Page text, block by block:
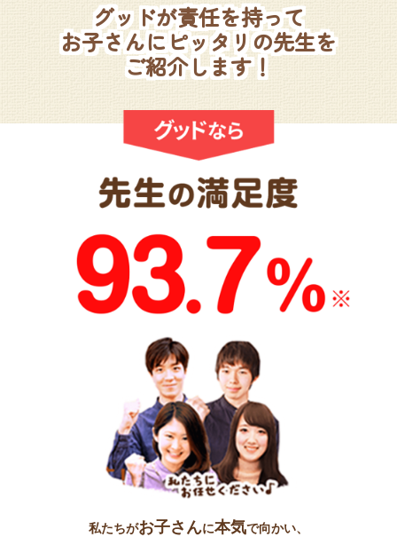
グッドが責任を持って
お子さんにピッタリの先生を
ご紹介します！
私たちがお子さんに本気で向かい、